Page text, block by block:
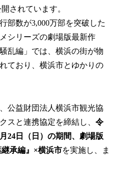
されています。
部数が3,000万部を突破した
シリーズの劇場版最新作
乱編」では、横浜の街が物
ており、横浜市とゆかりの
公益財団法人横浜市観光協
スと連携協定を締結し、 令
24日（日）の期間、劇場版
継承編』×横浜市を実施し、ま